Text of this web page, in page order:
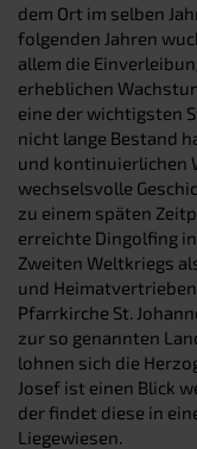
dem Ort im selben
folgenden Jahren
allem die
erheblichen
eine der wichtigsten
nicht lange Bestand
und kontinuierlichen
wechselsvolle
zu einem späten
erreichte Dingolfing
Zweiten Weltkriegs
und
Pfarrkirche St.
zur so genannten
lohnen sich die
Josef ist einen Blick
der findet diese in
Liegewiesen.